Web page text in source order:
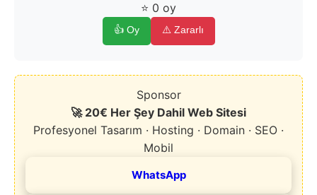
⭐ 0 oy
👍 Oy ⚠️ Zararlı
Sponsor
🚀 20€ Her Şey Dahil Web Sitesi
Profesyonel Tasarım · Hosting · Domain · SEO ·
Mobil
WhatsApp